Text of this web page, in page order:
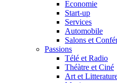
Economie
Start-up
Services
Automobile
Salons et
Passions
Télé et Radio
Théàtre et Ciné
Art et